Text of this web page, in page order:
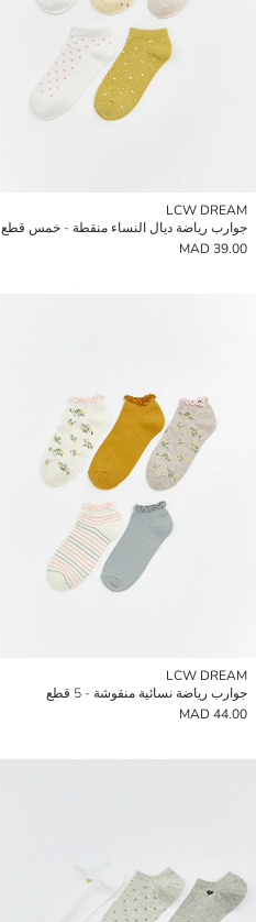
LCW DREAM
جوارب رياضة ديال النساء منقطة - خمس قطع
39.00 MAD
LCW DREAM
جوارب رياضة نسائية منقوشة - 5 قطع
44.00 MAD